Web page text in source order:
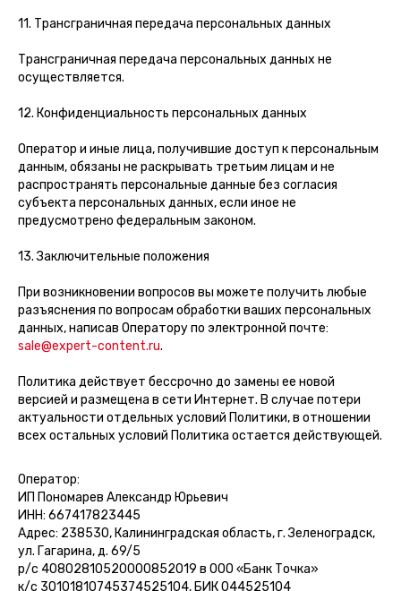
11. Трансграничная передача персональных данных
Трансграничная передача персональных данных не
осуществляется.
12. Конфиденциальность персональных данных
Оператор и иные лица, получившие доступ к персональным
данным, обязаны не раскрывать третьим лицам и не
распространять персональные данные без согласия
субъекта персональных данных, если иное не
предусмотрено федеральным законом.
13. Заключительные положения
При возникновении вопросов вы можете получить любые
разъяснения по вопросам обработки ваших персональных
данных, написав Оператору по электронной почте:
sale@expert-content.ru.
Политика действует бессрочно до замены ее новой
версией и размещена в сети Интернет. В случае потери
актуальности отдельных условий Политики, в отношении
всех остальных условий Политика остается действующей.
Оператор:
ИП Пономарев Александр Юрьевич
ИНН: 667417823445
Адрес: 238530, Калининградская область, г. Зеленоградск,
ул. Гагарина, д. 69/5
р/с 40802810520000852019 в ООО «Банк Точка»
к/с 30101810745374525104, БИК 044525104